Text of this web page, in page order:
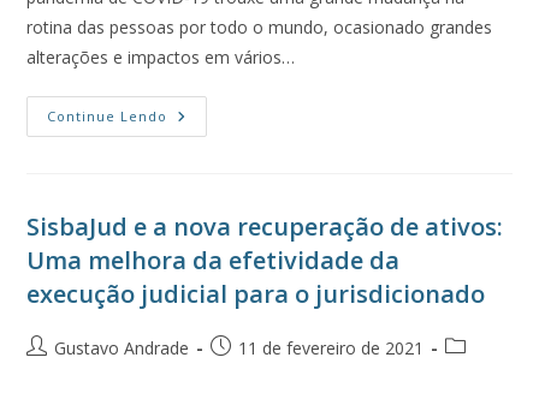
rotina das pessoas por todo o mundo, ocasionado grandes
alterações e impactos em vários…
Continue Lendo
SisbaJud e a nova recuperação de ativos:
Uma melhora da efetividade da
execução judicial para o jurisdicionado
Gustavo Andrade 11 de fevereiro de 2021